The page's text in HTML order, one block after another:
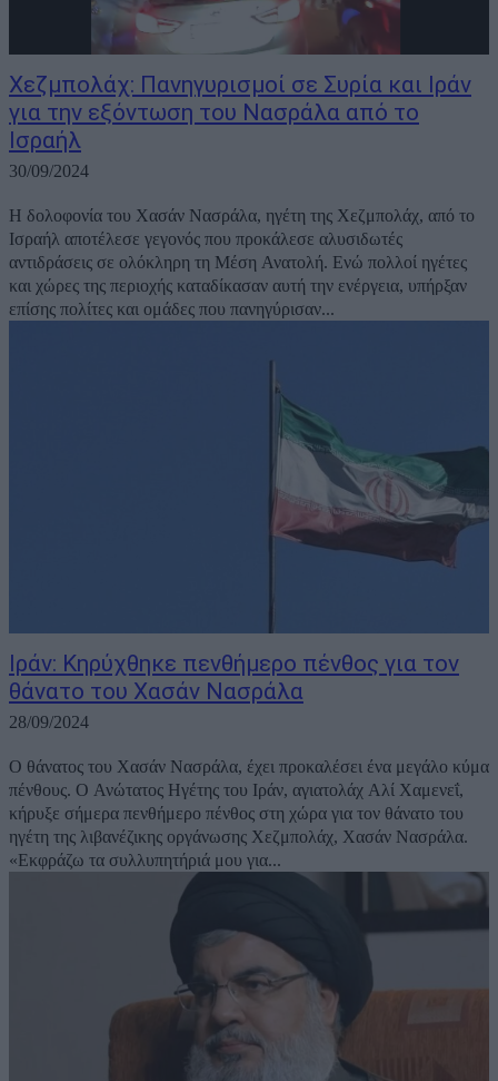
Χεζμπολάχ: Πανηγυρισμοί σε Συρία και Ιράν
για την εξόντωση του Νασράλα από το
Ισραήλ
30/09/2024
Η δολοφονία του Χασάν Νασράλα, ηγέτη της Χεζμπολάχ, από το
Ισραήλ αποτέλεσε γεγονός που προκάλεσε αλυσιδωτές
αντιδράσεις σε ολόκληρη τη Μέση Ανατολή. Ενώ πολλοί ηγέτες
και χώρες της περιοχής καταδίκασαν αυτή την ενέργεια, υπήρξαν
επίσης πολίτες και ομάδες που πανηγύρισαν...
Ιράν: Κηρύχθηκε πενθήμερο πένθος για τον
θάνατο του Χασάν Νασράλα
28/09/2024
Ο θάνατος του Χασάν Νασράλα, έχει προκαλέσει ένα μεγάλο κύμα
πένθους. Ο Ανώτατος Ηγέτης του Ιράν, αγιατολάχ Αλί Χαμενεΐ,
κήρυξε σήμερα πενθήμερο πένθος στη χώρα για τον θάνατο του
ηγέτη της λιβανέζικης οργάνωσης Χεζμπολάχ, Χασάν Νασράλα.
«Εκφράζω τα συλλυπητήριά μου για...